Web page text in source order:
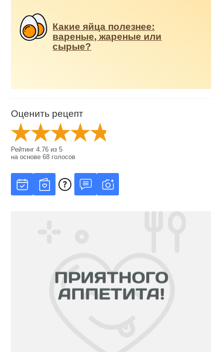
Какие яйца полезнее:
вареные, жареные или
сырые?
Оценить рецепт
Рейтинг4.76 из5
на основе68 голосов